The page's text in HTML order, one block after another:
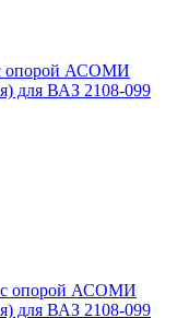
опорой АСОМИ
для ВАЗ 2108-099
с опорой АСОМИ
для ВАЗ 2108-099